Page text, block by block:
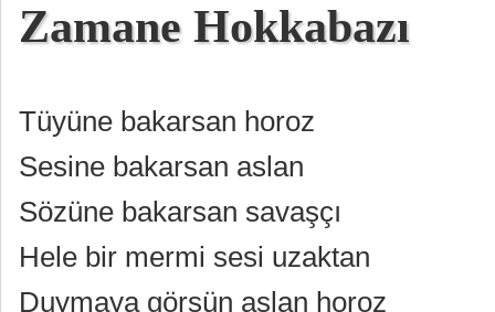
Zamane Hokkabazı
Tüyüne bakarsan horoz
Sesine bakarsan aslan
Sözüne bakarsan savaşçı
Hele bir mermi sesi uzaktan
Duymaya görsün aslan horoz